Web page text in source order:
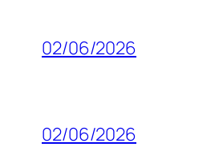
02/06/2026
02/06/2026